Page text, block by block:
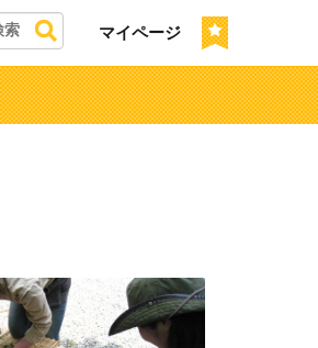
マイページ